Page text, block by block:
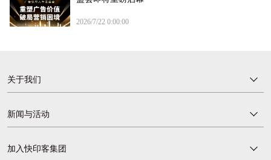
2026/7/22 0:00:00
关于我们
新闻与活动
加入快印客集团